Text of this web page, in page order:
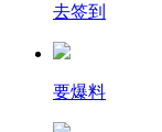
去签到
要爆料